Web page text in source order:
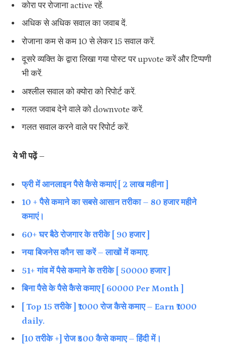
कोरा पर रोजाना active रहें.
अधिक से अधिक सवाल का जवाब दें.
रोजाना कम से कम 10 से लेकर 15 सवाल करें.
दूसरे व्यक्ति के द्वारा लिखा गया पोस्ट पर upvote करें और टिप्पणी
भी करें.
अश्लील सवाल को क्योरा को रिपोर्ट करें.
गलत जवाब देने वाले को downvote करें.
गलत सवाल करने वाले पर रिपोर्ट करें.
ये भी पढ़ें –
फ्री में आनलाइन पैसे कैसे कमाएं [ 2 लाख महीना ]
10 + पैसे कमाने का सबसे आसान तरीका – 80 हजार महीने
कमाएं।
60+ घर बैठे रोजगार के तरीके [ 90 हजार ]
नया बिजनेस कौन सा करें – लाखों में कमाए.
51+ गांव में पैसे कमाने के तरीके [ 50000 हजार ]
बिना पैसे के पैसे कैसे कमाए [ 60000 Per Month ]
[ Top 15 तरीके ] ₹1000 रोज कैसे कमाए – Earn ₹1000
daily.
[10 तरीके +] रोज ₹500 कैसे कमाए – हिंदी में।